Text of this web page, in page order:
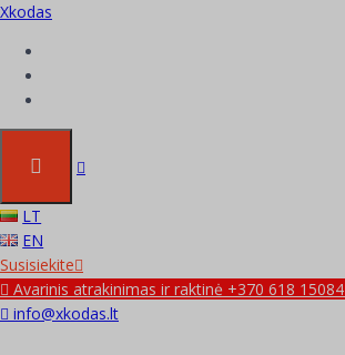
Xkodas
LT
EN
Susisiekite
Avarinis atrakinimas ir raktinė +370 618 15084
info@xkodas.lt
ZKTeco